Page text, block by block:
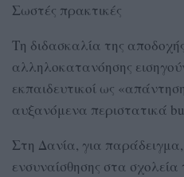
Σωστές πρακτικές
Τη διδασκαλία της
αλληλοκατανόησης
εκπαιδευτικοί ως
αυξανόμενα περιστατικά
Στη Δανία, για
ενσυναίσθησης στα